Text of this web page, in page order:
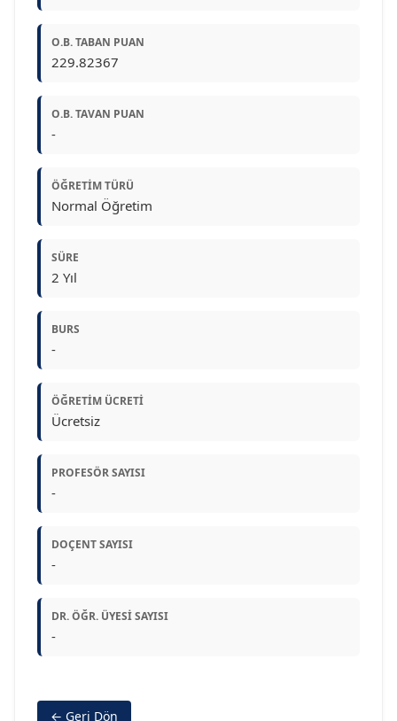
O.B. TABAN PUAN
229.82367
O.B. TAVAN PUAN
-
ÖĞRETIM TÜRÜ
Normal Öğretim
SÜRE
2 Yıl
BURS
-
ÖĞRETIM ÜCRETI
Ücretsiz
PROFESÖR SAYISI
-
DOÇENT SAYISI
-
DR. ÖĞR. ÜYESI SAYISI
-
← Geri Dön